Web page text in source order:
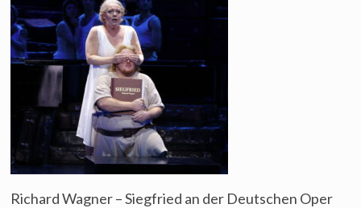
Richard Wagner – Siegfried an der Deutschen Oper